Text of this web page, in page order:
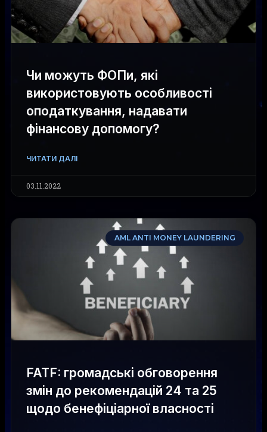
Чи можуть ФОПи, які
використовують особливості
оподаткування, надавати
фінансову допомогу?
ЧИТАТИ ДАЛІ
03.11.2022
AML ANTI MONEY LAUNDERING
FATF: громадські обговорення
змін до рекомендацій 24 та 25
щодо бенефіціарної власності